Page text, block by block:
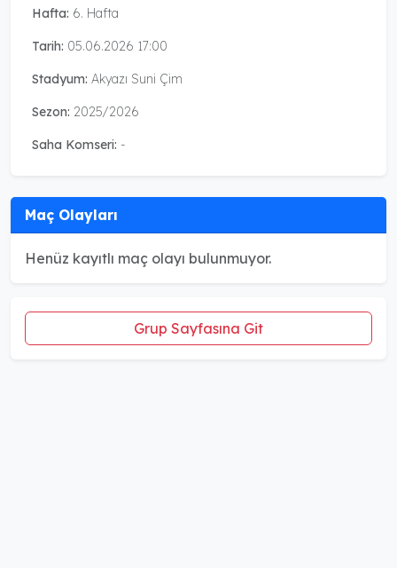
Hafta: 6. Hafta
Tarih: 05.06.2026 17:00
Stadyum: Akyazı Suni Çim
Sezon: 2025/2026
Saha Komseri: -
Maç Olayları
Henüz kayıtlı maç olayı bulunmuyor.
Grup Sayfasına Git